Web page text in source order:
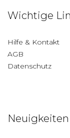
Wichtige
Hilfe & Kontakt
AGB
Datenschutz